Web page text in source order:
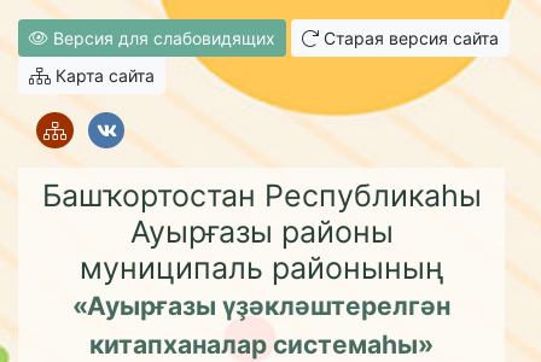
Версия для слабовидящих
Старая версия сайта
Карта сайта
Башҡортостан Республикаһы
Ауырғазы районы
муниципаль районының
«Ауырғазы үҙәкләштерелгән
китапханалар системаһы»